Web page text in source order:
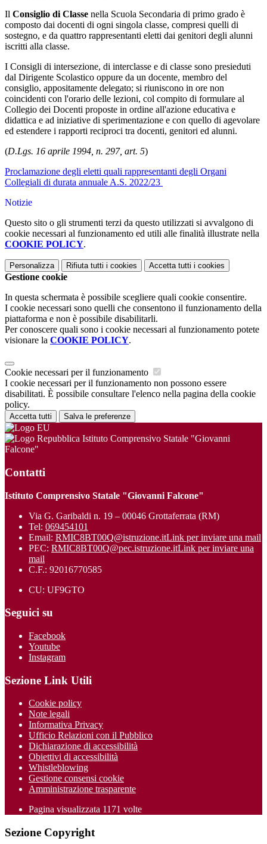
Il Consiglio di Classe nella Scuola Secondaria di primo grado è
composto dai docenti di ogni singola classe, compresi quelli di
sostegno, e da quattro rappresentanti eletti dai genitori degli alunni
iscritti alla classe.
I Consigli di intersezione, di interclasse e di classe sono presieduti
dal Dirigente Scolastico oppure da un docente, membro del
consiglio, appositamente delegato; si riuniscono in ore non
coincidenti con l'orario delle lezioni, col compito di formulare al
Collegio dei Docenti proposte in ordine all'azione educativa e
didattica e ad iniziative di sperimentazione e con quello di agevolare
ed estendere i rapporti reciproci tra docenti, genitori ed alunni.
(D.Lgs. 16 aprile 1994, n. 297, art. 5)
Proclamazione degli eletti quali rappresentanti degli Organi
Collegiali di durata annuale A.S. 2022/23
Notizie
Questo sito o gli strumenti terzi da questo utilizzati si avvalgono di
cookie necessari al funzionamento ed utili alle finalità illustrate nella
COOKIE POLICY.
Personalizza Rifiuta tutti i cookies Accetta tutti i cookies
Gestione cookie
In questa schermata è possibile scegliere quali cookie consentire.
I cookie necessari sono quelli che consentono il funzionamento della
piattaforma e non è possibile disabilitarli.
Per conoscere quali sono i cookie necessari al funzionamento potete
visionare la COOKIE POLICY.
Cookie necessari per il funzionamento
I cookie necessari per il funzionamento non possono essere
disabilitati. È possibile consultare l'elenco nella pagina della cookie
policy.
Accetta tutti Salva le preferenze
Istituto Comprensivo Statale "Giovanni
Falcone"
Contatti
Istituto Comprensivo Statale "Giovanni Falcone"
Via G. Garibaldi n. 19 – 00046 Grottaferrata (RM)
Tel: 069454101
Email: RMIC8BT00Q@istruzione.itLink per inviare una mail
PEC: RMIC8BT00Q@pec.istruzione.itLink per inviare una
mail
C.F.: 92016770585
CU: UF9GTO
Seguici su
Facebook
Youtube
Instagram
Sezione Link Utili
Cookie policy
Note legali
Informativa Privacy
Ufficio Relazioni con il Pubblico
Dichiarazione di accessibilità
Obiettivi di accessibilità
Whistleblowing
Gestione consensi cookie
Amministrazione trasparente
Pagina visualizzata 1171 volte
Sezione Copyright